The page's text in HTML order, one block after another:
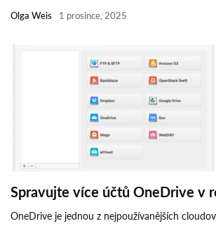
Olga Weis 1 prosince, 2025
Spravujte více účtů OneDrive v
OneDrive je jednou z nejpoužívanějších